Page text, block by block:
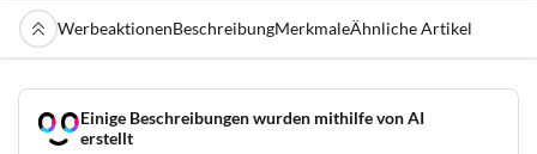
WerbeaktionenBeschreibungMerkmaleÄhnliche Artikel
Einige Beschreibungen wurden mithilfe von AI
erstellt